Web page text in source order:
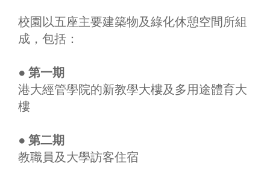
校園以五座主要建築物及綠化休憩空間所組
成，包括：
● 第一期
港大經管學院的新教學大樓及多用途體育大
樓
● 第二期
教職員及大學訪客住宿